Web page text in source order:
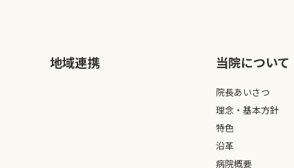
地域連携 当院について
院長あいさつ
理念・基本方針
特色
沿革
病院概要